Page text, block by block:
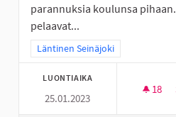
parannuksia koulunsa
pelaavat...
Rajaa tulokset teeman mukaan:
Läntinen Seinäjoki
LUONTIAIKA
25.01.2023
18